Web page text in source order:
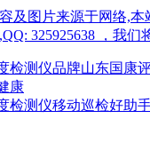
及图片来源于网络,本
325925638 ，我们
检测仪品牌山东国康
康
检测仪移动巡检好助